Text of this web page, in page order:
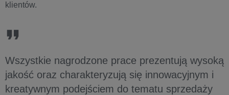
klientów.
Wszystkie nagrodzone prace prezentują wysoką
jakość oraz charakteryzują się innowacyjnym i
kreatywnym podejściem do tematu sprzedaży